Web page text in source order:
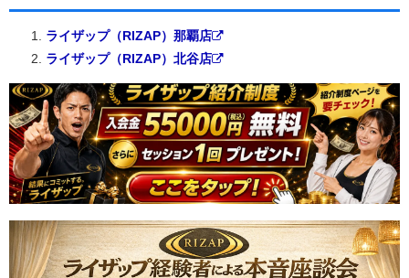
ライザップ（RIZAP）那覇店
ライザップ（RIZAP）北谷店